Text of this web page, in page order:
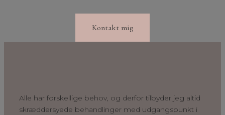
Kontakt mig
Alle har forskellige behov, og derfor tilbyder jeg altid
skræddersyede behandlinger med udgangspunkt i